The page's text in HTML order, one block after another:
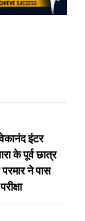
इंटर
के पूर्व छात्र
ने पास